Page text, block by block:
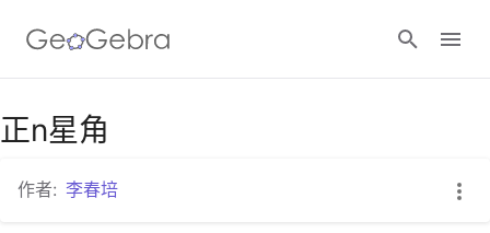
谷歌课堂
GeoGebra 教室
正n星角
作者: 李春培